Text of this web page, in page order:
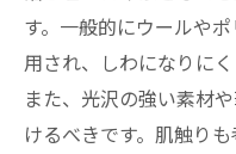
す。一般的にウールや
用され、しわになりに
また、光沢の強い素材
けるべきです。肌触り